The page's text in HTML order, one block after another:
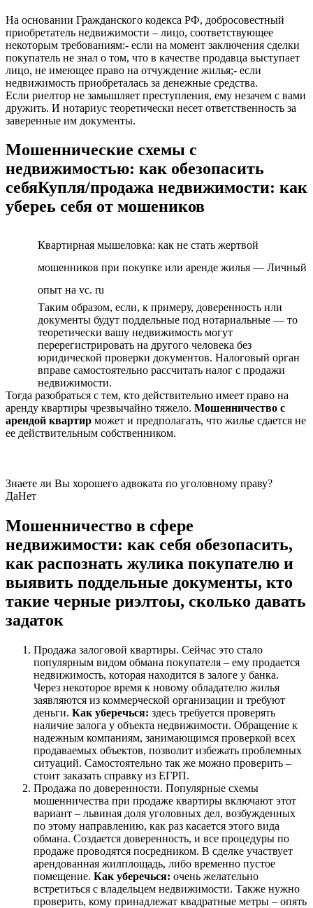
На основании Гражданского кодекса РФ, добросовестный
приобретатель недвижимости – лицо, соответствующее
некоторым требованиям:- если на момент заключения сделки
покупатель не знал о том, что в качестве продавца выступает
лицо, не имеющее право на отчуждение жилья;- если
недвижимость приобреталась за денежные средства.
Если риелтор не замышляет преступления, ему незачем с вами
дружить. И нотариус теоретически несет ответственность за
заверенные им документы.
Мошеннические схемы с
недвижимостью: как обезопасить
себяКупля/продажа недвижимости: как
убереь себя от мошеников
Квартирная мышеловка: как не стать жертвой
мошенников при покупке или аренде жилья — Личный
опыт на vc. ru
Таким образом, если, к примеру, доверенность или
документы будут поддельные под нотариальные — то
теоретически вашу недвижимость могут
перерегистрировать на другого человека без
юридической проверки документов. Налоговый орган
вправе самостоятельно рассчитать налог с продажи
недвижимости.
Тогда разобраться с тем, кто действительно имеет право на
аренду квартиры чрезвычайно тяжело. Мошенничество с
арендой квартир может и предполагать, что жилье сдается не
ее действительным собственником.
Знаете ли Вы хорошего адвоката по уголовному праву?
ДаНет
Мошенничество в сфере
недвижимости: как себя обезопасить,
как распознать жулика покупателю и
выявить поддельные документы, кто
такие черные риэлтоы, сколько давать
задаток
Продажа залоговой квартиры. Сейчас это стало
популярным видом обмана покупателя – ему продается
недвижимость, которая находится в залоге у банка.
Через некоторое время к новому обладателю жилья
заявляются из коммерческой организации и требуют
деньги. Как уберечься: здесь требуется проверять
наличие залога у объекта недвижимости. Обращение к
надежным компаниям, занимающимся проверкой всех
продаваемых объектов, позволит избежать проблемных
ситуаций. Самостоятельно так же можно проверить –
стоит заказать справку из ЕГРП.
Продажа по доверенности. Популярные схемы
мошенничества при продаже квартиры включают этот
вариант – львиная доля уголовных дел, возбужденных
по этому направлению, как раз касается этого вида
обмана. Создается доверенность, и все процедуры по
продаже проводятся посредником. В сделке участвует
арендованная жилплощадь, либо временно пустое
помещение. Как уберечься: очень желательно
встретиться с владельцем недвижимости. Также нужно
проверить, кому принадлежат квадратные метры – опять